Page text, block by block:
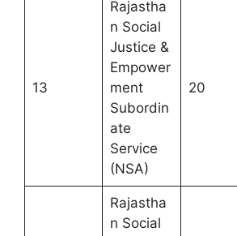
13
Rajastha
n Social
Justice &
Empower
ment
Subordin
ate
Service
(NSA)
20
Rajastha
n Social